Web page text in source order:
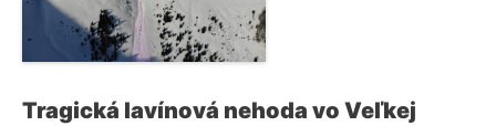
Tragická lavínová nehoda vo Veľkej